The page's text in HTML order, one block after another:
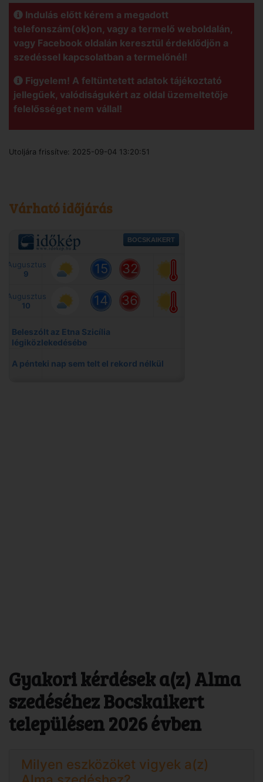
Indulás előtt kérem a megadott
telefonszám(ok)on, vagy a termelő weboldalán,
vagy Facebook oldalán keresztül érdeklődjön a
szedéssel kapcsolatban a termelőnél!
Figyelem! A feltüntetett adatok tájékoztató
jellegűek, valódiságukért az oldal üzemeltetője
felelősséget nem vállal!
Utoljára frissítve: 2025-09-04 13:20:51
Várható időjárás
Gyakori kérdések a(z) Alma
szedéséhez Bocskaikert
településen 2026 évben
Milyen eszközöket vigyek a(z)